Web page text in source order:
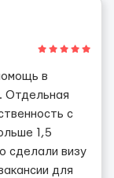
в
Отдельная
с
1,5
сделали визу
для